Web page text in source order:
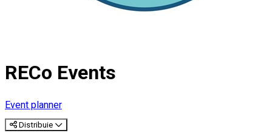
RECo Events
Event planner
Distribuie